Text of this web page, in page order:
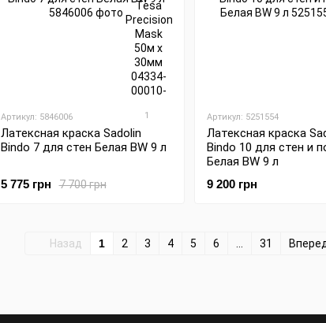
Артикул: 5846006 1
Латексная краска Sadolin
Bindo 7 для стен Белая BW 9 л
7 700 грн
5 775 грн
Артикул: 5251554
Латексная краска
Bindo 10 для стен и
Белая BW 9 л
9 200 грн
Назад 1 2 3 4 5 6 31